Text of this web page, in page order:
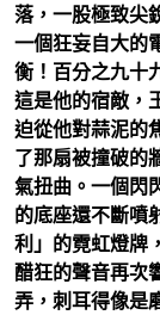
落，一股極致尖
一個狂妄自大的
衡！百分之九十
這是他的宿敵，
迫從他對蒜泥的
了那扇被撞破的
氣扭曲。一個閃
的底座還不斷噴
利」的霓虹燈牌
醋狂的聲音再次
弄，刺耳得像是